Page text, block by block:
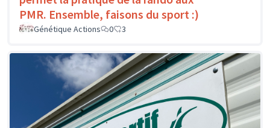
PMR. Ensemble, faisons du sport :)
Génétique Actions 0 3